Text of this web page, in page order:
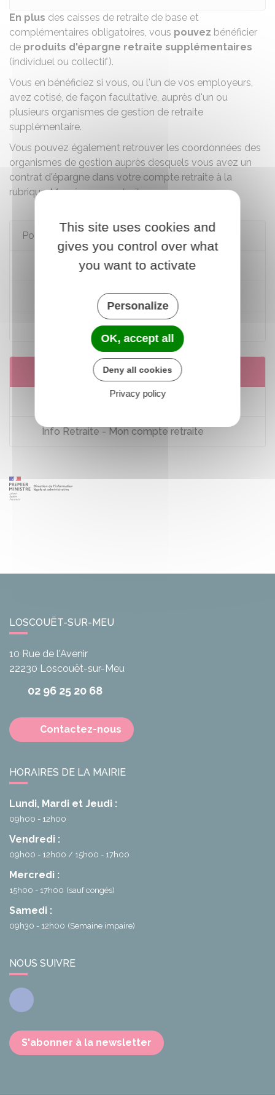
En plus des caisses de retraite de base et
complémentaires obligatoires, vous pouvez bénéficier
de produits d'épargne retraite supplémentaires
(individuel ou collectif).
Vous en bénéficiez si vous, ou l'un de vos employeurs,
avez cotisé, de façon facultative, auprès d'un ou
plusieurs organismes de gestion de retraite
supplémentaire.
Vous pouvez également retrouver les coordonnées des
organismes de gestion auprès desquels vous avez un
contrat d'épargne dans votre compte retraite à la
rubriqueMon épargne retraite.
Pour en savoir plus
Le système de retraite en France
Le système et les régimes de retraite
Info-retraite
Services en ligne et formulaires
Connaître vos régimes de retraite
Info Retraite - Mon compte retraite
LOSCOUËT-SUR-MEU
10 Rue de l'Avenir
22230 Loscouët-sur-Meu
02 96 25 20 68
Contactez-nous
HORAIRES DE LA MAIRIE
Lundi, Mardi et Jeudi :
09h00 - 12h00
Vendredi :
09h00 - 12h00 15h00 - 17h00
Mercredi :
15h00 - 17h00 (sauf congés)
Samedi :
09h30 - 12h00 (Semaine impaire)
NOUS SUIVRE
Facebook
S'abonner à la newsletter
This site uses cookies and
gives you control over what
you want to activate
Personalize
OK, accept all
Deny all cookies
Privacy policy